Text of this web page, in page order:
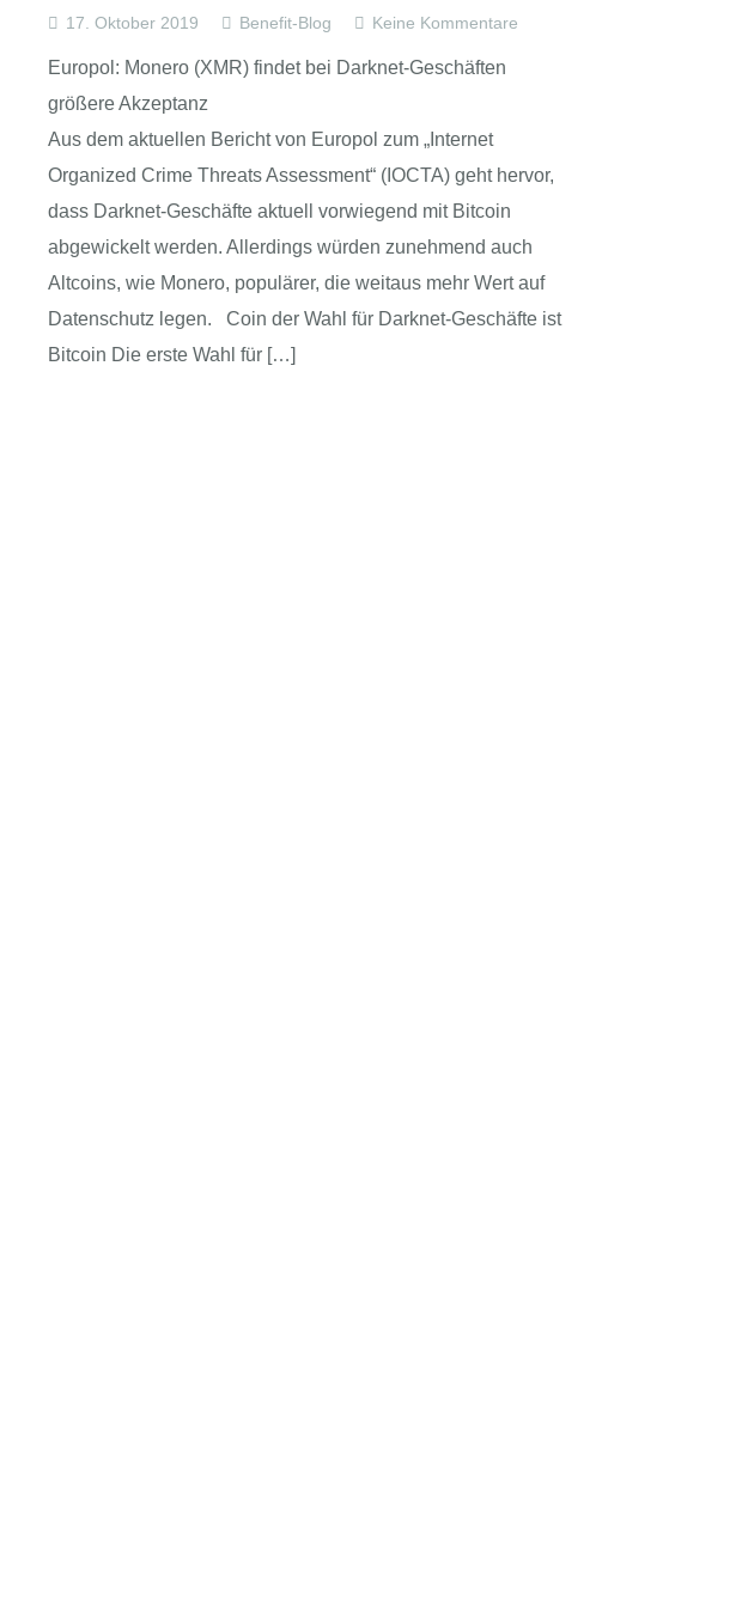
17. Oktober 2019 Benefit-Blog Keine Kommentare
Europol: Monero (XMR) findet bei Darknet-Geschäften
größere Akzeptanz
Aus dem aktuellen Bericht von Europol zum „Internet
Organized Crime Threats Assessment“ (IOCTA) geht hervor,
dass Darknet-Geschäfte aktuell vorwiegend mit Bitcoin
abgewickelt werden. Allerdings würden zunehmend auch
Altcoins, wie Monero, populärer, die weitaus mehr Wert auf
Datenschutz legen. Coin der Wahl für Darknet-Geschäfte ist
Bitcoin Die erste Wahl für […]